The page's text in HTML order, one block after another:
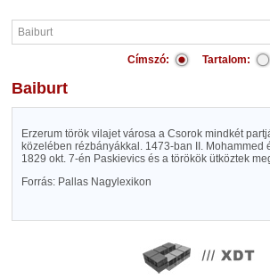
Címszó: Tartalom:
Baiburt
Erzerum török vilajet városa a Csorok mindkét
közelében rézbányákkal. 1473-ban II. Mohammed
1829 okt. 7-én Paskievics és a törökök ütköztek
Forrás: Pallas Nagylexikon